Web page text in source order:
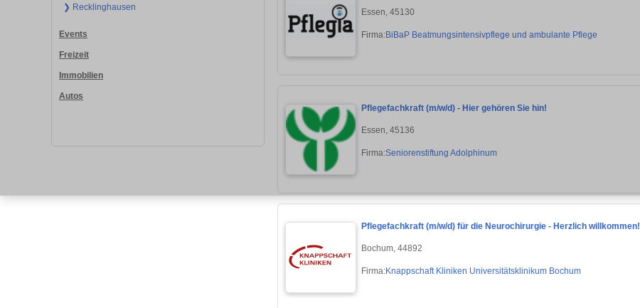
❯ Recklinghausen
Events
Freizeit
Immobilien
Autos
Essen, 45130
Firma:BiBaP Beatmungsintensivpflege und ambulante Pflege
Pflegefachkraft (m/w/d) - Hier gehören Sie hin!
Essen, 45136
Firma:Seniorenstiftung Adolphinum
Pflegefachkraft (m/w/d) für die Neurochirurgie - Herzlich willkommen!
Bochum, 44892
Firma:Knappschaft Kliniken Universitätsklinikum Bochum